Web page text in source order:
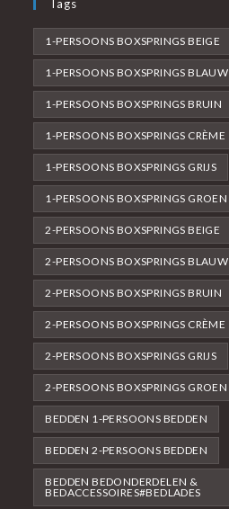
Tags
1-PERSOONS BOXSPRINGS BEIGE
1-PERSOONS BOXSPRINGS BLAUW
1-PERSOONS BOXSPRINGS BRUIN
1-PERSOONS BOXSPRINGS CRÈME
1-PERSOONS BOXSPRINGS GRIJS
1-PERSOONS BOXSPRINGS GROEN
2-PERSOONS BOXSPRINGS BEIGE
2-PERSOONS BOXSPRINGS BLAUW
2-PERSOONS BOXSPRINGS BRUIN
2-PERSOONS BOXSPRINGS CRÈME
2-PERSOONS BOXSPRINGS GRIJS
2-PERSOONS BOXSPRINGS GROEN
BEDDEN 1-PERSOONS BEDDEN
BEDDEN 2-PERSOONS BEDDEN
BEDDEN BEDONDERDELEN &
BEDACCESSOIRES#BEDLADES